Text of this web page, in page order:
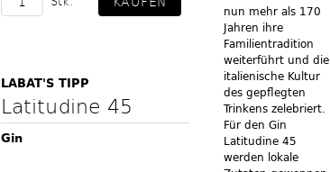
LABAT'S TIPP
Latitudine 45
Gin
nun mehr als 170
Jahren ihre
Familientradition
weiterführt und die
italienische Kultur
des gepflegten
Trinkens zelebriert.
Für den Gin
Latitudine 45
werden lokale